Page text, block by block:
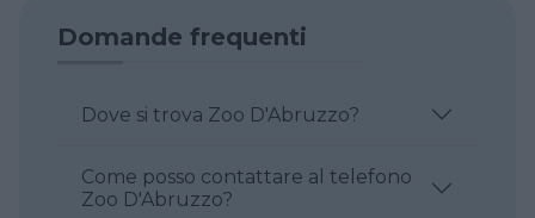
Domande frequenti
Dove si trova Zoo D'Abruzzo?
Come posso contattare al telefono
Zoo D'Abruzzo?